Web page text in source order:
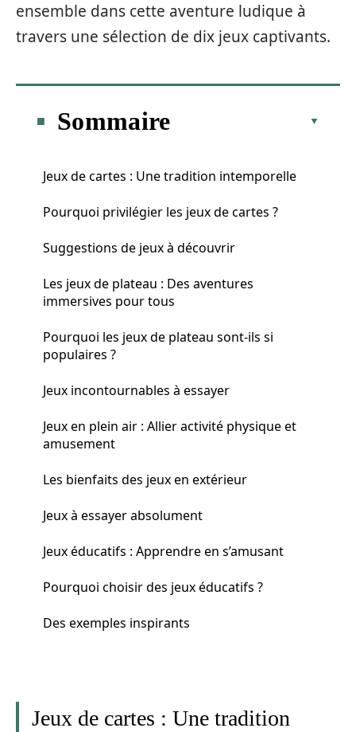
ensemble dans cette aventure ludique à
travers une sélection de dix jeux captivants.
Sommaire
Jeux de cartes : Une tradition intemporelle
Pourquoi privilégier les jeux de cartes ?
Suggestions de jeux à découvrir
Les jeux de plateau : Des aventures
immersives pour tous
Pourquoi les jeux de plateau sont-ils si
populaires ?
Jeux incontournables à essayer
Jeux en plein air : Allier activité physique et
amusement
Les bienfaits des jeux en extérieur
Jeux à essayer absolument
Jeux éducatifs : Apprendre en s’amusant
Pourquoi choisir des jeux éducatifs ?
Des exemples inspirants
Jeux de cartes : Une tradition